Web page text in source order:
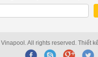
All rights reserved. Thiết